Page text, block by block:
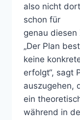
also nicht
schon für
genau
„Der Plan
keine
erfolgt“, sagt
auszugehen,
ein
während in